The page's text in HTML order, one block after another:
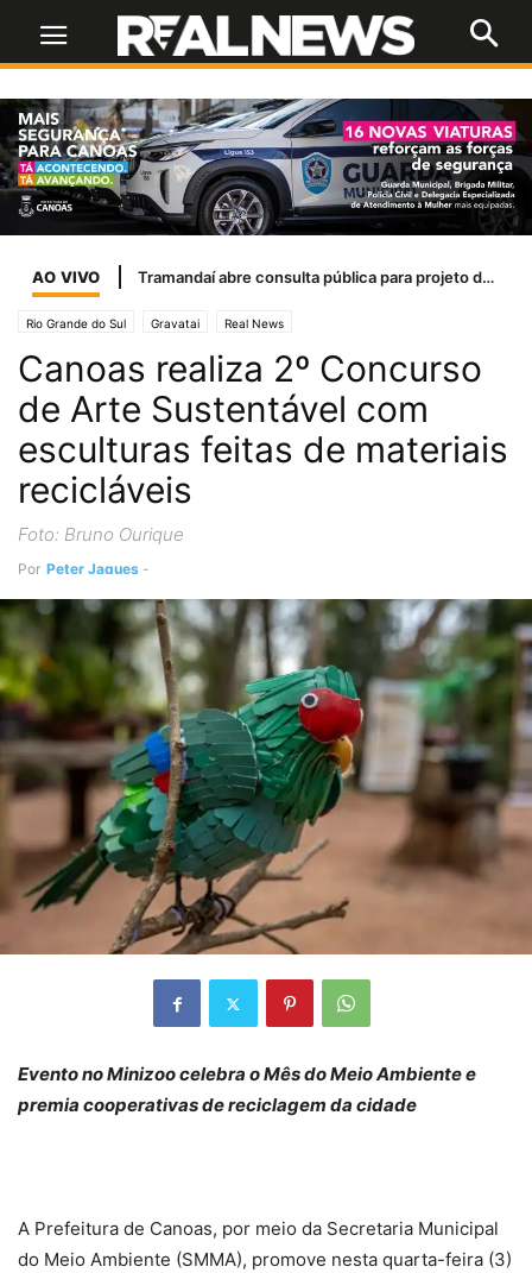
AO VIVO Tramandaí abre consulta pública para projeto de iluminação LED
Rio Grande do Sul Gravatai Real News
Canoas realiza 2º Concurso
de Arte Sustentável com
esculturas feitas de materiais
recicláveis
Foto: Bruno Ourique
Por Peter Jaques -
Evento no Minizoo celebra o Mês do Meio Ambiente e
premia cooperativas de reciclagem da cidade
A Prefeitura de Canoas, por meio da Secretaria Municipal
do Meio Ambiente (SMMA), promove nesta quarta-feira (3)